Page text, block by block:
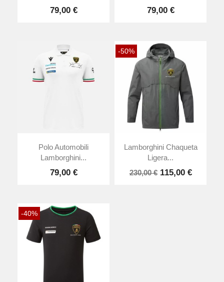
79,00 € 79,00 €
Polo Automobili
Lamborghini...
79,00 €
-50%
Lamborghini Chaqueta
Ligera...
230,00 € 115,00 €
-40%